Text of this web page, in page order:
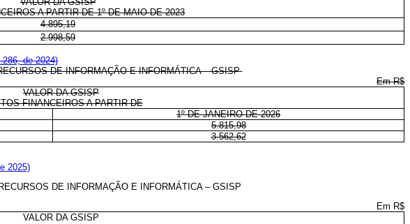
A PARTIR DE 1º DE MAIO DE 2023
4.895,19
2.998,59
de 2024)
DE INFORMAÇÃO E INFORMÁTICA – GSISP
Em R$
VALOR DA GSISP
FINANCEIROS A PARTIR DE
1º DE JANEIRO DE 2026
5.815,98
3.562,62
2025)
DE INFORMAÇÃO E INFORMÁTICA – GSISP
Em R$
VALOR DA GSISP